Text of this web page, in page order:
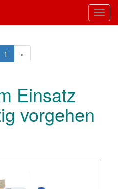
1 »
Einsatz
vorgehen